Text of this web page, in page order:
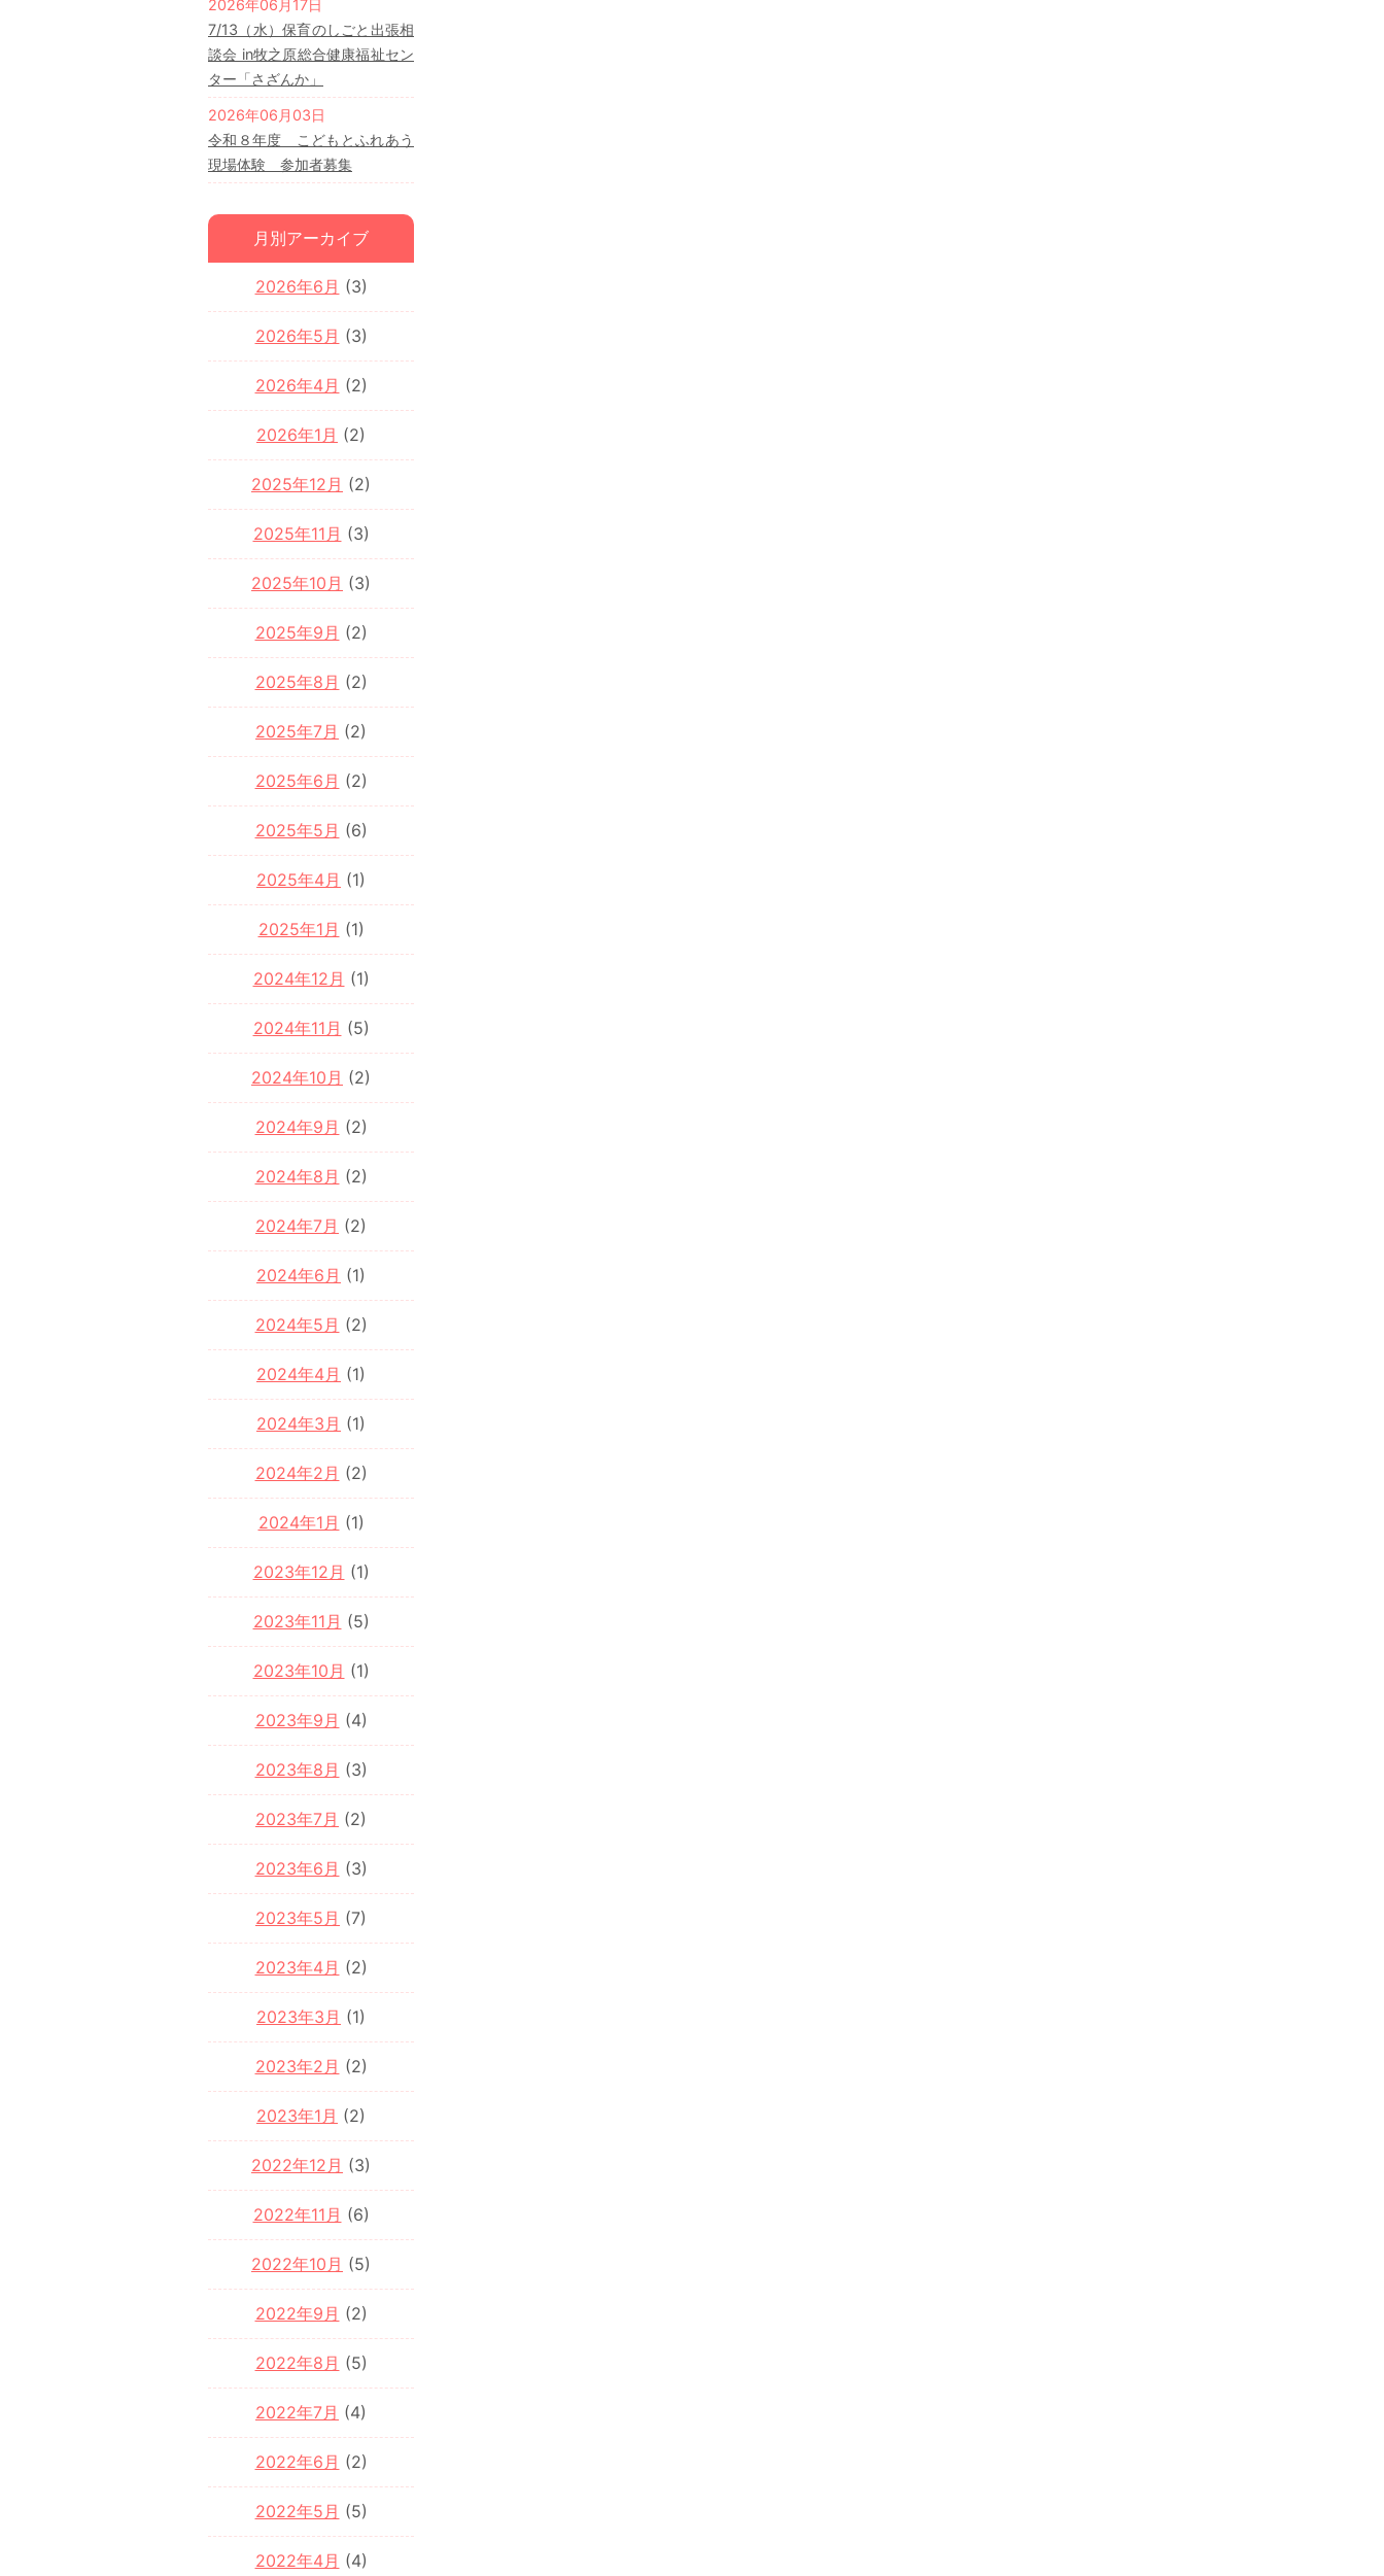
2026年06月17日
7/13（水）保育のしごと出張相
談会 in牧之原総合健康福祉セン
ター「さざんか」
2026年06月03日
令和８年度 こどもとふれあう
現場体験 参加者募集
月別アーカイブ
2026年6月 (3)
2026年5月 (3)
2026年4月 (2)
2026年1月 (2)
2025年12月 (2)
2025年11月 (3)
2025年10月 (3)
2025年9月 (2)
2025年8月 (2)
2025年7月 (2)
2025年6月 (2)
2025年5月 (6)
2025年4月 (1)
2025年1月 (1)
2024年12月 (1)
2024年11月 (5)
2024年10月 (2)
2024年9月 (2)
2024年8月 (2)
2024年7月 (2)
2024年6月 (1)
2024年5月 (2)
2024年4月 (1)
2024年3月 (1)
2024年2月 (2)
2024年1月 (1)
2023年12月 (1)
2023年11月 (5)
2023年10月 (1)
2023年9月 (4)
2023年8月 (3)
2023年7月 (2)
2023年6月 (3)
2023年5月 (7)
2023年4月 (2)
2023年3月 (1)
2023年2月 (2)
2023年1月 (2)
2022年12月 (3)
2022年11月 (6)
2022年10月 (5)
2022年9月 (2)
2022年8月 (5)
2022年7月 (4)
2022年6月 (2)
2022年5月 (5)
2022年4月 (4)